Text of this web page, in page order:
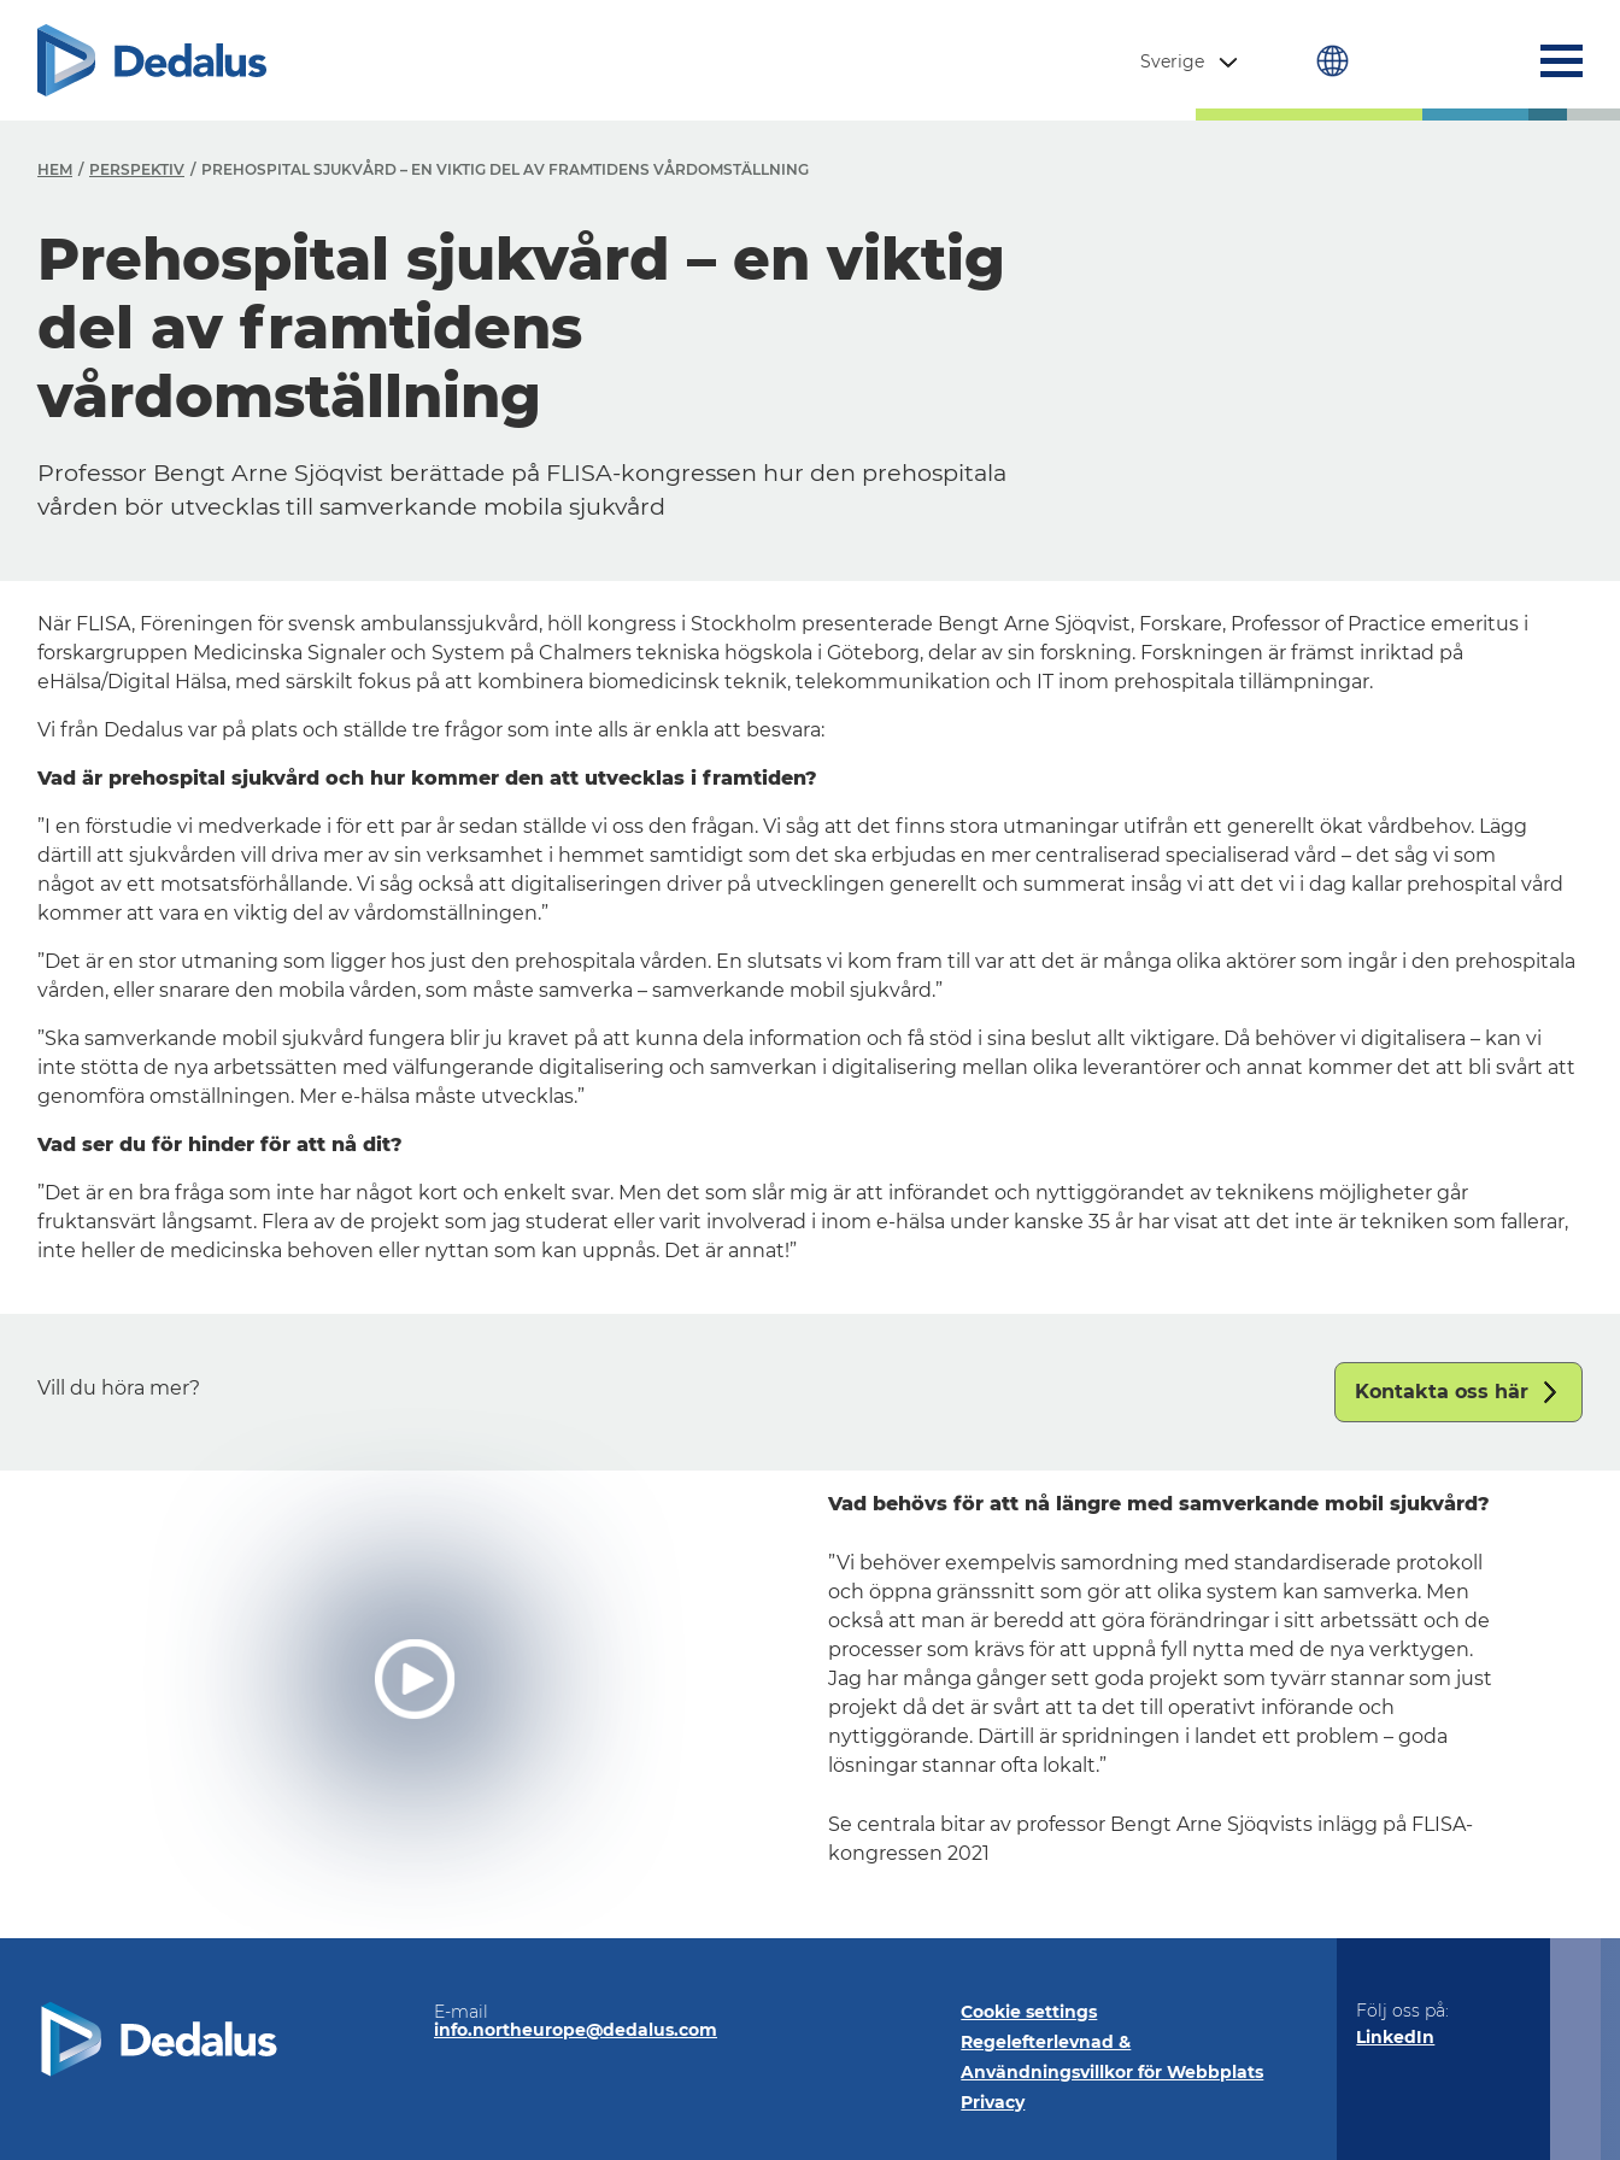
Sverige
HEM PERSPEKTIV PREHOSPITAL SJUKVÅRD – EN VIKTIG DEL AV FRAMTIDENS VÅRDOMSTÄLLNING
Prehospital sjukvård – en viktig
del av framtidens
vårdomställning
Professor Bengt Arne Sjöqvist berättade på FLISA-kongressen hur den prehospitala
vården bör utvecklas till samverkande mobila sjukvård
När FLISA, Föreningen för svensk ambulanssjukvård, höll kongress i Stockholm presenterade Bengt Arne Sjöqvist, Forskare, Professor of Practice emeritus i
forskargruppen Medicinska Signaler och System på Chalmers tekniska högskola i Göteborg, delar av sin forskning. Forskningen är främst inriktad på
eHälsa/Digital Hälsa, med särskilt fokus på att kombinera biomedicinsk teknik, telekommunikation och IT inom prehospitala tillämpningar.
Vi från Dedalus var på plats och ställde tre frågor som inte alls är enkla att besvara:
Vad är prehospital sjukvård och hur kommer den att utvecklas i framtiden?
”I en förstudie vi medverkade i för ett par år sedan ställde vi oss den frågan. Vi såg att det finns stora utmaningar utifrån ett generellt ökat vårdbehov. Lägg
därtill att sjukvården vill driva mer av sin verksamhet i hemmet samtidigt som det ska erbjudas en mer centraliserad specialiserad vård – det såg vi som
något av ett motsatsförhållande. Vi såg också att digitaliseringen driver på utvecklingen generellt och summerat insåg vi att det vi i dag kallar prehospital vård
kommer att vara en viktig del av vårdomställningen.”
”Det är en stor utmaning som ligger hos just den prehospitala vården. En slutsats vi kom fram till var att det är många olika aktörer som ingår i den prehospitala
vården, eller snarare den mobila vården, som måste samverka – samverkande mobil sjukvård.”
”Ska samverkande mobil sjukvård fungera blir ju kravet på att kunna dela information och få stöd i sina beslut allt viktigare. Då behöver vi digitalisera – kan vi
inte stötta de nya arbetssätten med välfungerande digitalisering och samverkan i digitalisering mellan olika leverantörer och annat kommer det att bli svårt att
genomföra omställningen. Mer e-hälsa måste utvecklas.”
Vad ser du för hinder för att nå dit?
”Det är en bra fråga som inte har något kort och enkelt svar. Men det som slår mig är att införandet och nyttiggörandet av teknikens möjligheter går
fruktansvärt långsamt. Flera av de projekt som jag studerat eller varit involverad i inom e-hälsa under kanske 35 år har visat att det inte är tekniken som fallerar,
inte heller de medicinska behoven eller nyttan som kan uppnås. Det är annat!”
Vill du höra mer? Kontakta oss här
Vad behövs för att nå längre med samverkande mobil sjukvård?
”Vi behöver exempelvis samordning med standardiserade protokoll
och öppna gränssnitt som gör att olika system kan samverka. Men
också att man är beredd att göra förändringar i sitt arbetssätt och de
processer som krävs för att uppnå fyll nytta med de nya verktygen.
Jag har många gånger sett goda projekt som tyvärr stannar som just
projekt då det är svårt att ta det till operativt införande och
nyttiggörande. Därtill är spridningen i landet ett problem – goda
lösningar stannar ofta lokalt.”
Se centrala bitar av professor Bengt Arne Sjöqvists inlägg på FLISA-
kongressen 2021
E-mail
info.northeurope@dedalus.com
Cookie settings
Regelefterlevnad &
Användningsvillkor för Webbplats
Privacy
Följ oss på:
LinkedIn